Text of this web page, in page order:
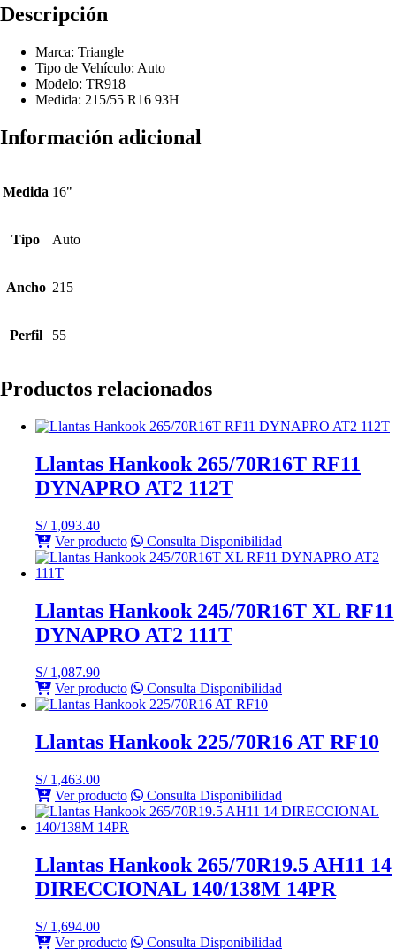
Descripción
Marca: Triangle
Tipo de Vehículo: Auto
Modelo: TR918
Medida: 215/55 R16 93H
Información adicional
Medida 16"
Tipo Auto
Ancho 215
Perfil 55
Productos relacionados
Llantas Hankook 265/70R16T RF11
DYNAPRO AT2 112T
S/1,093.40
Ver producto
Consulta Disponibilidad
Llantas Hankook 245/70R16T XL RF11
DYNAPRO AT2 111T
S/1,087.90
Ver producto
Consulta Disponibilidad
Llantas Hankook 225/70R16 AT RF10
S/1,463.00
Ver producto
Consulta Disponibilidad
Llantas Hankook 265/70R19.5 AH11 14
DIRECCIONAL 140/138M 14PR
S/1,694.00
Ver producto
Consulta Disponibilidad